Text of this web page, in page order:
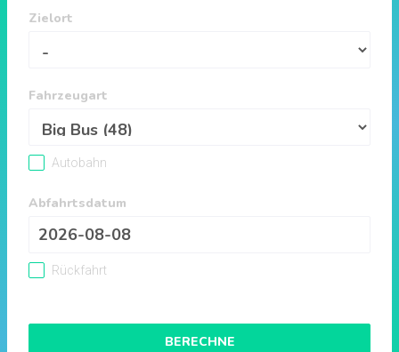
Zielort
Fahrzeugart
Autobahn
Abfahrtsdatum
Rückfahrt
BERECHNE